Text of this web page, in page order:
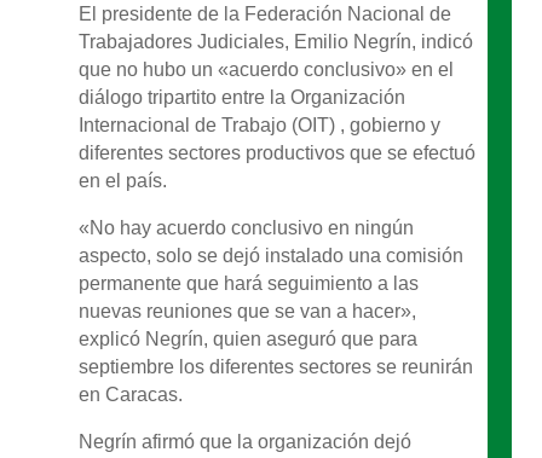
El presidente de la Federación Nacional de
Trabajadores Judiciales, Emilio Negrín, indicó
que no hubo un «acuerdo conclusivo» en el
diálogo tripartito entre la Organización
Internacional de Trabajo (OIT) , gobierno y
diferentes sectores productivos que se efectuó
en el país.
«No hay acuerdo conclusivo en ningún
aspecto, solo se dejó instalado una comisión
permanente que hará seguimiento a las
nuevas reuniones que se van a hacer»,
explicó Negrín, quien aseguró que para
septiembre los diferentes sectores se reunirán
en Caracas.
Negrín afirmó que la organización dejó